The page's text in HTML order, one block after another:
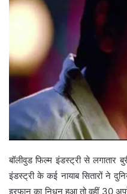
बॉलीवुड फिल्म इंडस्ट्री से
इंडस्ट्री के कई नायाब सितारों ने
इरफान का निधन हुआ तो वहीं 30